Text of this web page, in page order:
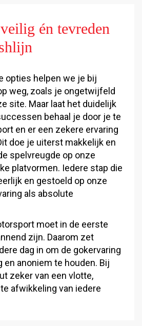
én tevreden
opties helpen we je bij
weg, zoals je ongetwijfeld
site. Maar laat het duidelijk
behaal je door je te
en er een zekere ervaring
doe je uiterst makkelijk en
spelvreugde op onze
platvormen. Iedere stap die
en gestoeld op onze
als absolute
moet in de eerste
zijn. Daarom zet
dag in om de gokervaring
en anoniem te houden. Bij
zeker van een vlotte,
afwikkeling van iedere